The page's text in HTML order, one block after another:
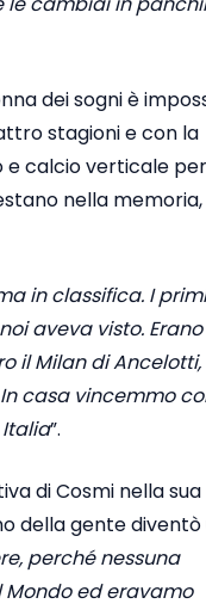
dei sogni è
stagioni e con la
e calcio verticale per
nella memoria,
in classifica. I primi
aveva visto.
il Milan di
casa vincemmo
”.
di Cosmi nella sua
della gente diventò
perché nessuna
ed eravamo